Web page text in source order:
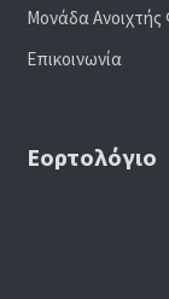
Μονάδα Ανοιχτής
Επικοινωνία
Εορτολόγιο